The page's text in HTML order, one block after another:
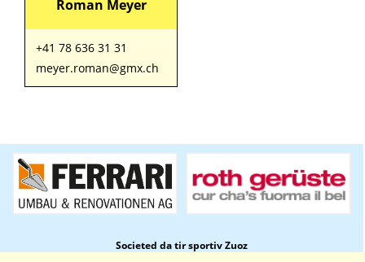
Roman Meyer
+41 78 636 31 31
meyer.roman@gmx.ch
Societed da tir sportiv Zuoz